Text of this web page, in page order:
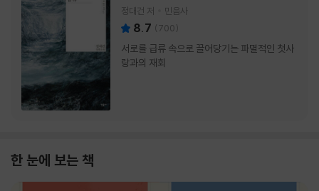
정대건 저 민음사
8.7 (700)
서로를 급류 속으로 끌어당기는 파멸적인 첫사
랑과의 재회
한 눈에 보는 책